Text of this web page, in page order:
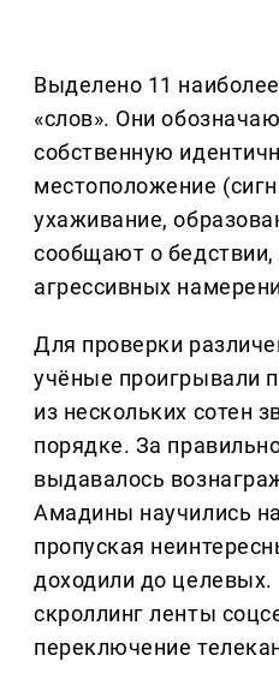
Выделено 11
«слов». Они
собственную
местоположение
ухаживание,
сообщают о бедствии,
агрессивных
Для проверки
учёные проигрывали
из нескольких сотен
порядке. За
выдавалось
Амадины научились
пропуская
доходили до
скроллинг ленты
переключение